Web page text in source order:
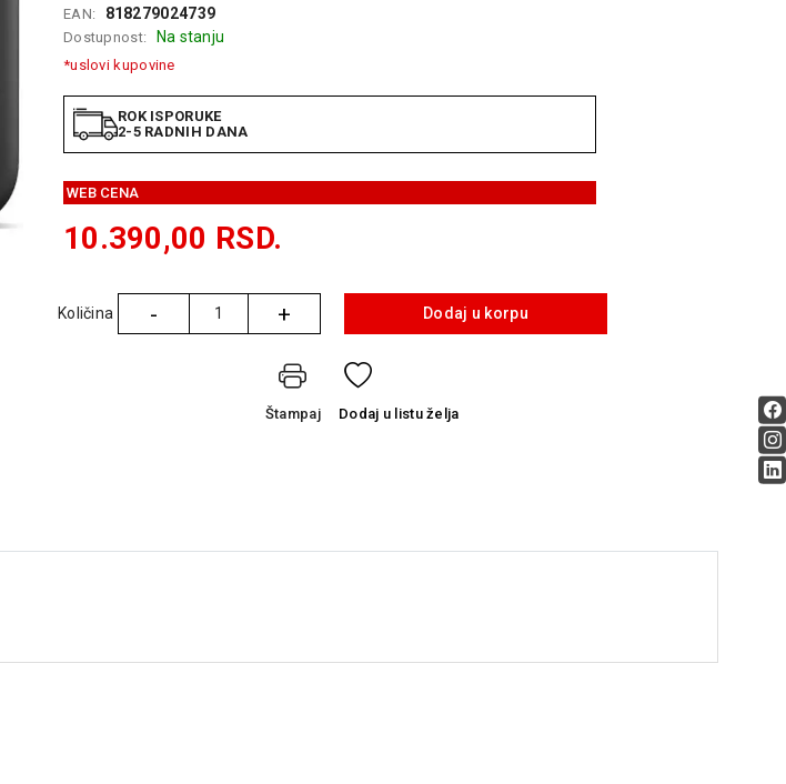
EAN: 818279024739
Dostupnost: Na stanju
*uslovi kupovine
ROK ISPORUKE
2-5 RADNIH DANA
WEB CENA
10.390,00 RSD.
Količina - + Dodaj u korpu
Štampaj Dodaj u listu želja